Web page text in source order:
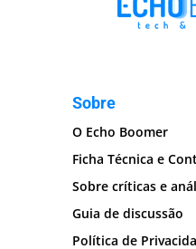
Sobre
O Echo Boomer
Ficha Técnica e
Sobre críticas e
Guia de discussão
Política de